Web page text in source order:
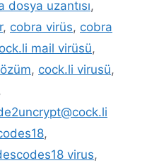
dosya uzantısı,
, cobra virüs, cobra
mail virüsü,
, cock.li virusü,
,
virus,